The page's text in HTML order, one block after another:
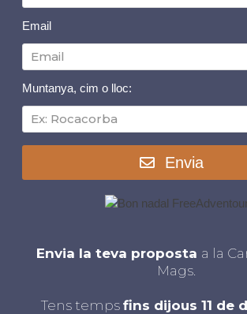
Email
Muntanya, cim o lloc:
Envia
Envia la teva proposta a la
Mags.
Tens temps fins dijous 11 de